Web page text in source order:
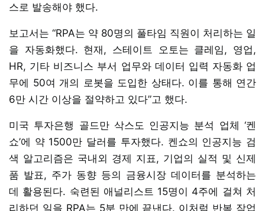
스로 발송해야 했다.
보고서는 “RPA는 약 80명의 풀타임 직원이 처리하는 일
을 자동화했다. 현재, 스테이트 오토는 클레임, 영업,
HR, 기타 비즈니스 부서 업무와 데이터 입력 자동화 업
무에 50여 개의 로봇을 도입한 상태다. 이를 통해 연간
6만 시간 이상을 절약하고 있다”고 했다.
미국 투자은행 골드만 삭스도 인공지능 분석 업체 ‘켄
쇼’에 약 1500만 달러를 투자했다. 켄쇼의 인공지능 검
색 알고리즘은 국내외 경제 지표, 기업의 실적 및 신제
품 발표, 주가 동향 등의 금융시장 데이터를 분석하는
데 활용된다. 숙련된 애널리스트 15명이 4주에 걸쳐 처
리하던 일을 RPA는 5분 만에 끝낸다. 이처럼 반복 작업